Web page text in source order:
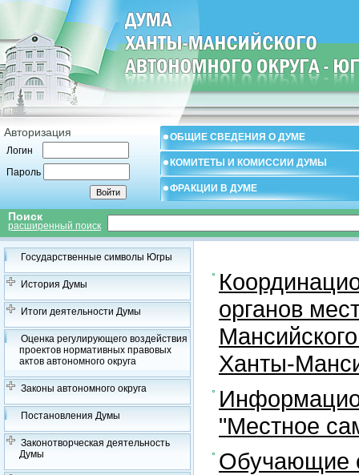
Авторизация
Логин
Пароль
ОБЩИЕ СВЕДЕНИЯ О ДУМЕ
КОМИТЕТЫ И КОМИССИИ ДУМЫ
ФРАКЦИИ В ДУМЕ
Поиск
расширенный поиск
Государственные символы Югры
История Думы
Итоги деятельности Думы
Оценка регулирующего воздействия
проектов нормативных правовых
актов автономного округа
Законы автономного округа
Постановления Думы
Законотворческая деятельность
Думы
органов
Ханты-
"Местное
Обучающие